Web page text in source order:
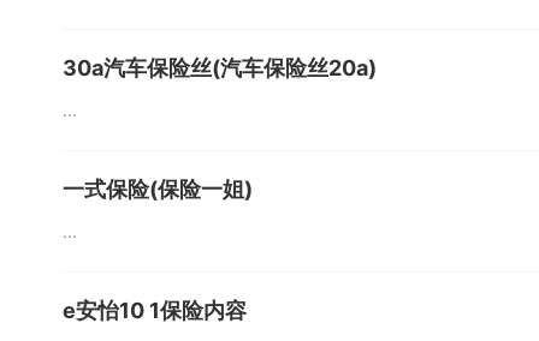
30a汽车保险丝(汽车保险丝20a)
...
一式保险(保险一姐)
...
e安怡10 1保险内容